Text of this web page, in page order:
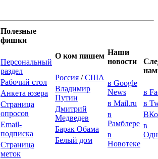
Полезные
фишки
Персональный
раздел
Рабочий стол
Анкета юзера
Страница
опросов
Email-
подписка
Страница
меток
О ком пишем
Россия /США
Владимир
Путин
Дмитрий
Медведев
Барак Обама
Белый дом
Наши
новости
в Google
News
в Mail.ru
в
Рамблере
в
Новотеке
в
в
в